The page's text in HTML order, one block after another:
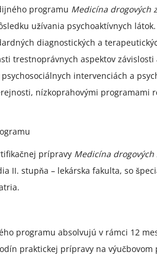
programu Medicína drogových
užívania psychoaktívnych
diagnostických a
trestnoprávnych aspektov
intervenciách a
nízkoprahovými programami
prípravy Medicína
II. stupňa – lekárska fakulta, so
programu absolvujú v rámci 12
praktickej prípravy na výučbovom